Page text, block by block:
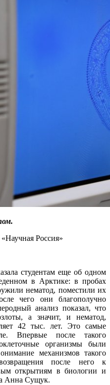
Россия»
студентам еще об одном
в Арктике: в пробах
нематод, поместили их
чего они благополучно
анализ показал, что
а значит, и нематод,
42 тыс. лет. Это самые
Впервые после такого
организмы были
механизмов такого
после него к
открытиям в биологии и
Анна Сущук.